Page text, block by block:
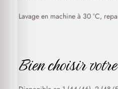
Lavage en machine à 30 °C,
Bien choisir